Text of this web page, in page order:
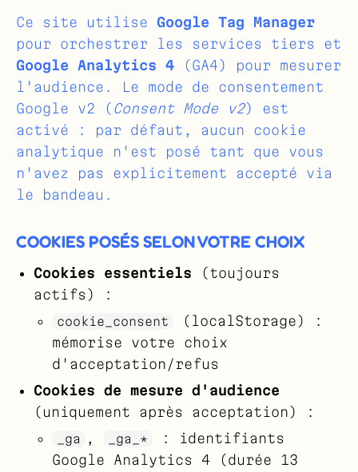
Ce site utilise Google Tag Manager
pour orchestrer les services tiers et
Google Analytics 4 (GA4) pour mesurer
l'audience. Le mode de consentement
Google v2 ( Consent Mode v2) est
activé : par défaut, aucun cookie
analytique n'est posé tant que vous
n'avez pas explicitement accepté via
le bandeau.
COOKIES POSÉS SELON VOTRE CHOIX
Cookies essentiels (toujours
actifs) :
cookie_consent
(localStorage) :
mémorise votre choix
d'acceptation/refus
Cookies de mesure d'audience
(uniquement après acceptation) :
_ga , _ga_*
: identifiants
Google Analytics 4 (durée 13